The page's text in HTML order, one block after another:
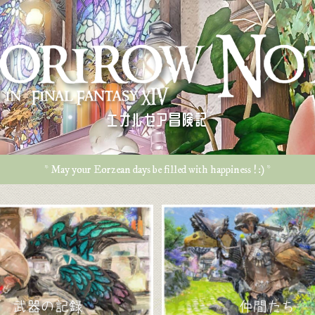
エオルゼア冒険記
* May your Eorzean days be filled with happiness ! :) *
武器の記録 仲間たち